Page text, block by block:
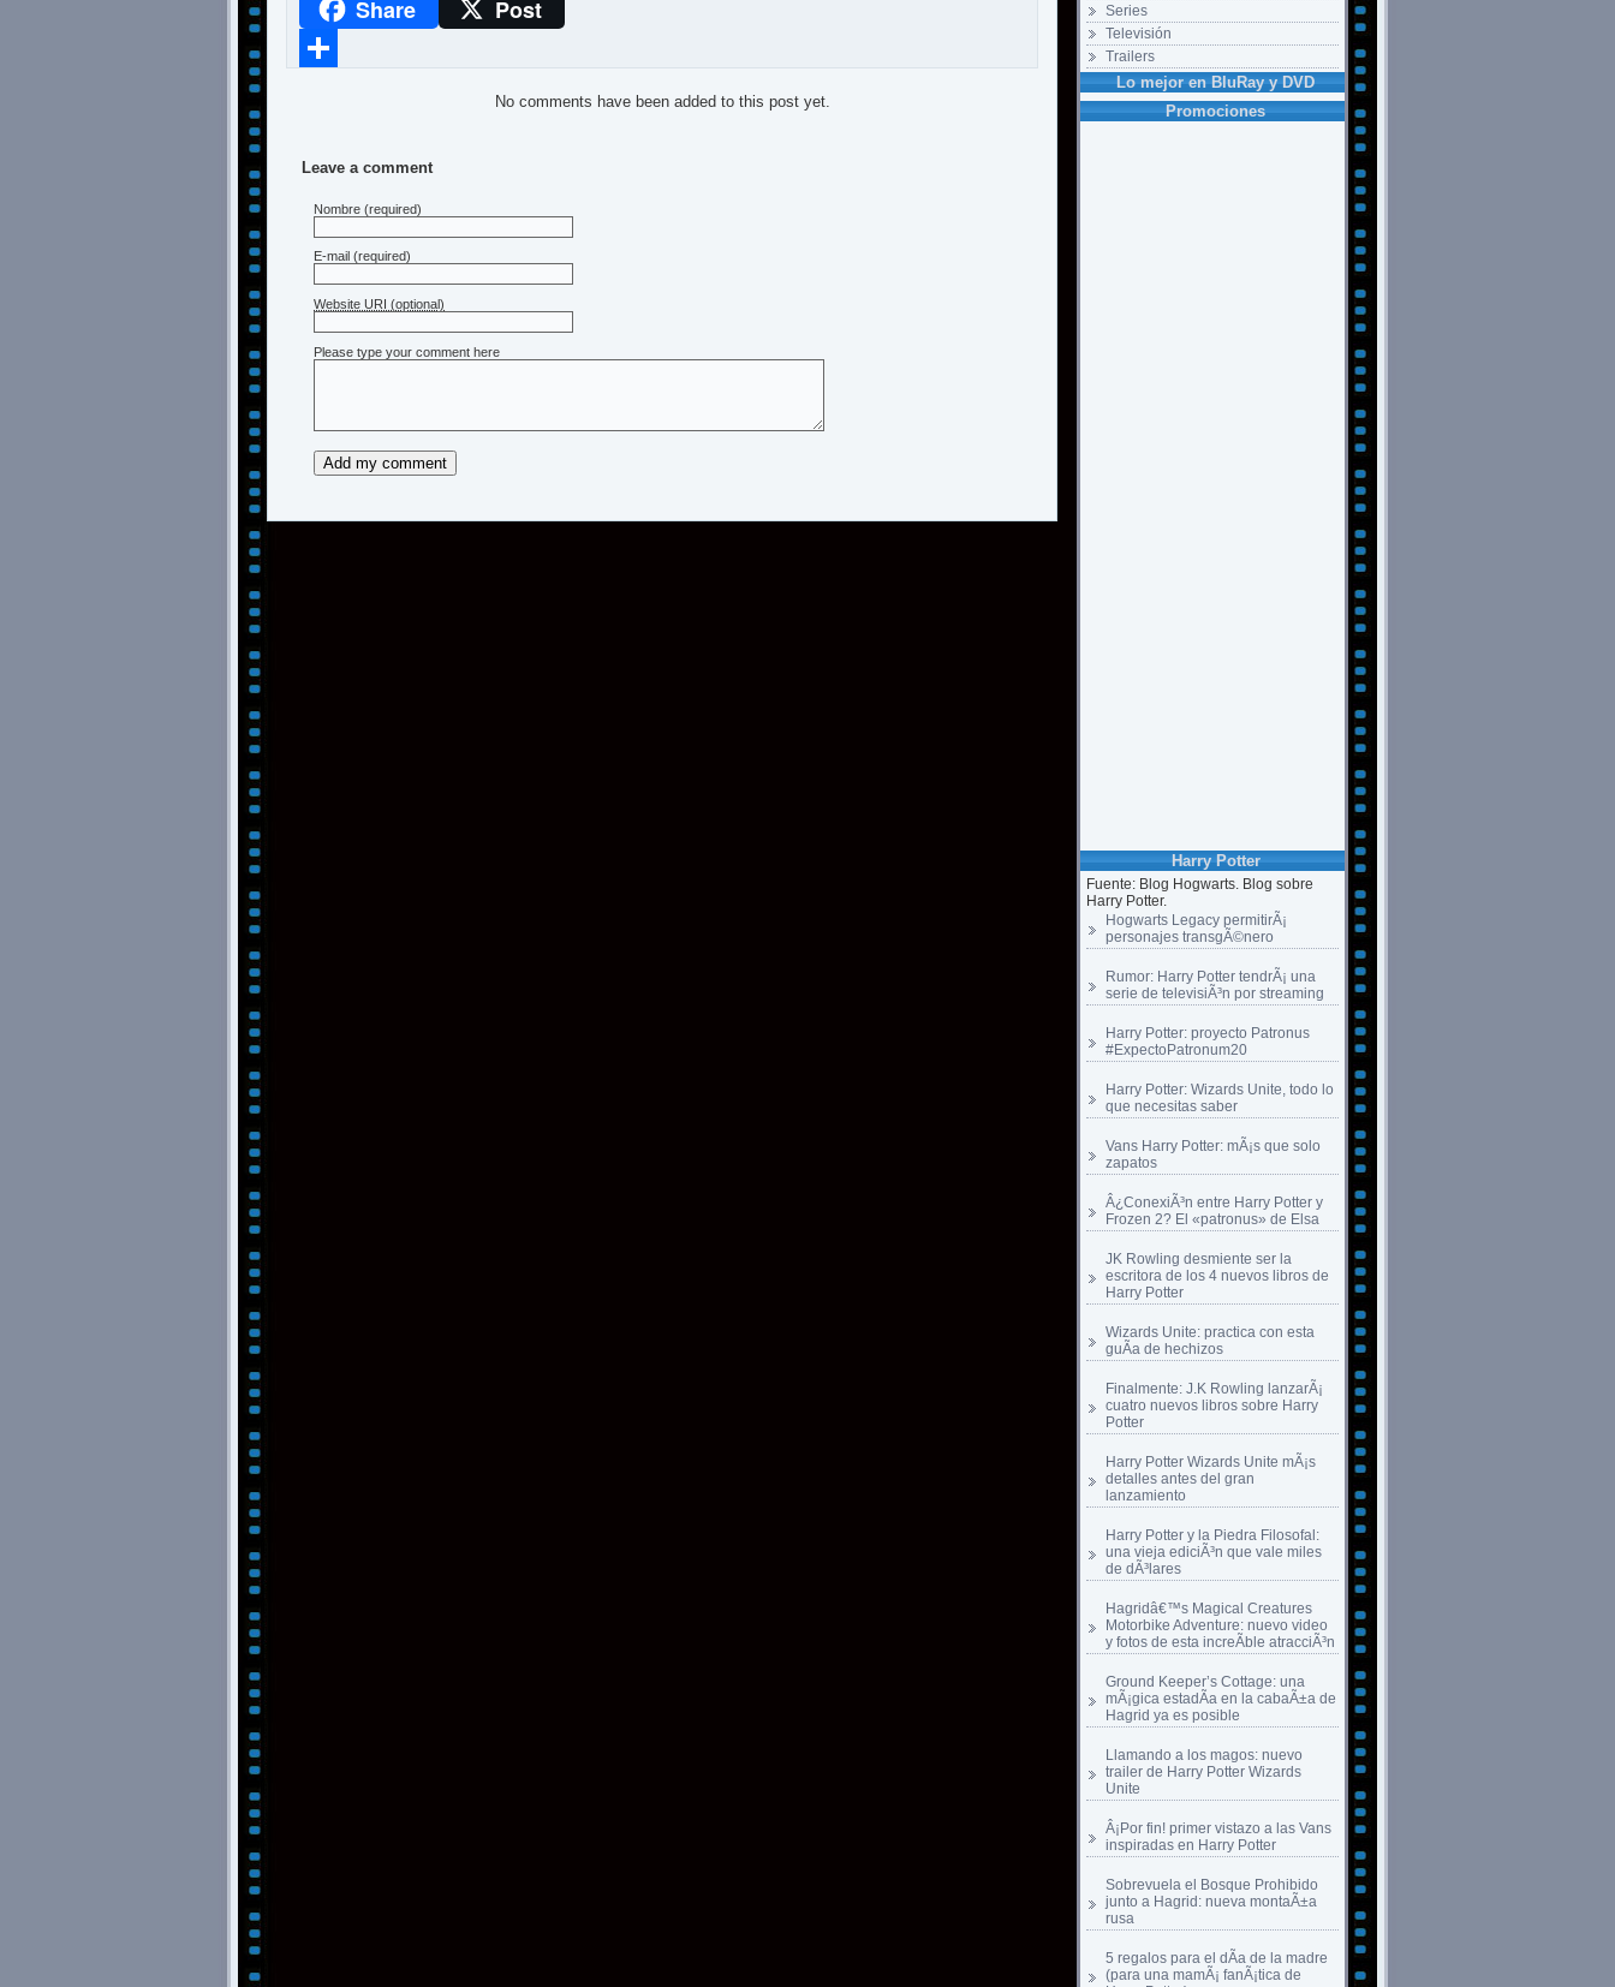
Series
Televisión
Trailers
Lo mejor en BluRay y DVD
Promociones
Harry Potter
Fuente: Blog Hogwarts. Blog sobre
Harry Potter.
Hogwarts Legacy permitirÃ¡
personajes transgÃ©nero
Rumor: Harry Potter tendrÃ¡ una
serie de televisiÃ³n por streaming
Harry Potter: proyecto Patronus
#ExpectoPatronum20
Harry Potter: Wizards Unite, todo lo
que necesitas saber
Vans Harry Potter: mÃ¡s que solo
zapatos
Â¿ConexiÃ³n entre Harry Potter y
Frozen 2? El «patronus» de Elsa
JK Rowling desmiente ser la
escritora de los 4 nuevos libros de
Harry Potter
Wizards Unite: practica con esta
guÃ­a de hechizos
Finalmente: J.K Rowling lanzarÃ¡
cuatro nuevos libros sobre Harry
Potter
Harry Potter Wizards Unite mÃ¡s
detalles antes del gran
lanzamiento
Harry Potter y la Piedra Filosofal:
una vieja ediciÃ³n que vale miles
de dÃ³lares
Hagridâ€™s Magical Creatures
Motorbike Adventure: nuevo video
y fotos de esta increÃ­ble atracciÃ³n
Ground Keeper’s Cottage: una
mÃ¡gica estadÃ­a en la cabaÃ±a de
Hagrid ya es posible
Llamando a los magos: nuevo
trailer de Harry Potter Wizards
Unite
Â¡Por fin! primer vistazo a las Vans
inspiradas en Harry Potter
Sobrevuela el Bosque Prohibido
junto a Hagrid: nueva montaÃ±a
rusa
5 regalos para el dÃ­a de la madre
(para una mamÃ¡ fanÃ¡tica de
WhatsAppShare Post
No comments have been added to this post yet.
Leave a comment
Nombre (required)
E-mail (required)
Website URI (optional)
Please type your comment here